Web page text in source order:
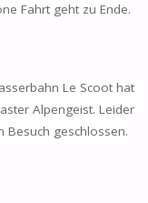
Fahrt geht zu Ende.
Le Scoot hat
Alpengeist. Leider
geschlossen.